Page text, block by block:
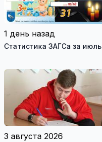
1 день назад
Статистика ЗАГСа за июль
3 августа 2026